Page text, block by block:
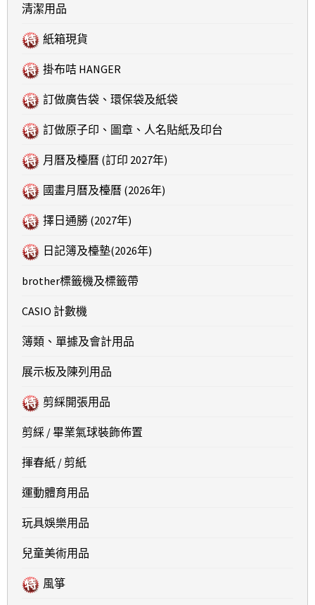
清潔用品
紙箱現貨
掛布咭 HANGER
訂做廣告袋、環保袋及紙袋
訂做原子印、圖章、人名貼紙及印台
月曆及檯曆 (訂印 2027年)
國畫月曆及檯曆 (2026年)
擇日通勝 (2027年)
日記簿及檯墊(2026年)
brother標籤機及標籤帶
CASIO 計數機
簿類、單據及會計用品
展示板及陳列用品
剪綵開張用品
剪綵 / 畢業氣球裝飾佈置
揮春紙 / 剪紙
運動體育用品
玩具娛樂用品
兒童美術用品
風箏